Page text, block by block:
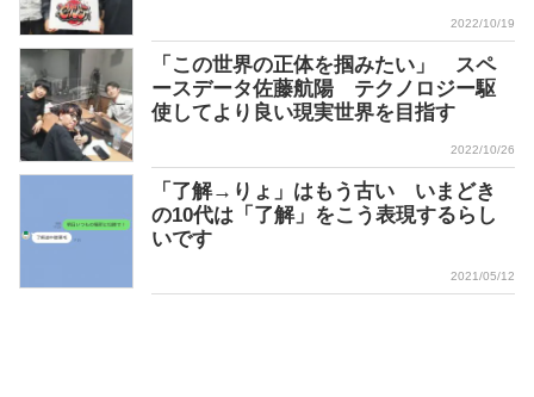
2022/10/19
「この世界の正体を掴みたい」 スペ
ースデータ佐藤航陽 テクノロジー駆
使してより良い現実世界を目指す
2022/10/26
「了解→りょ」はもう古い いまどき
の10代は「了解」をこう表現するらし
いです
2021/05/12